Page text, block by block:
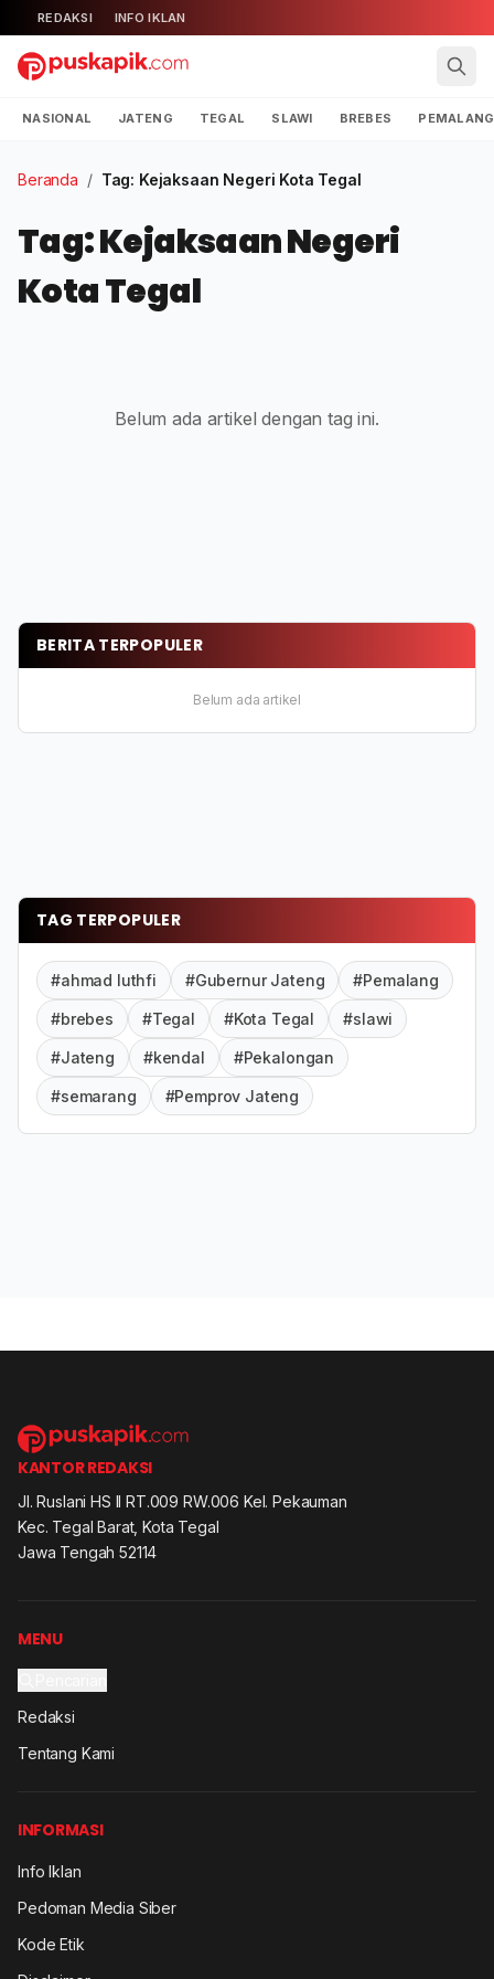
REDAKSI INFO IKLAN
NASIONAL JATENG TEGAL SLAWI BREBES PEMALANG
Beranda / Tag: Kejaksaan Negeri Kota Tegal
Tag: Kejaksaan Negeri
Kota Tegal
Belum ada artikel dengan tag ini.
BERITA TERPOPULER
Belum ada artikel
TAG TERPOPULER
#ahmad luthfi #Gubernur Jateng #Pemalang
#brebes #Tegal #Kota Tegal #slawi
#Jateng #kendal #Pekalongan
#semarang #Pemprov Jateng
KANTOR REDAKSI
Jl. Ruslani HS II RT.009 RW.006 Kel. Pekauman
Kec. Tegal Barat, Kota Tegal
Jawa Tengah 52114
MENU
Redaksi
Tentang Kami
INFORMASI
Info Iklan
Pedoman Media Siber
Kode Etik